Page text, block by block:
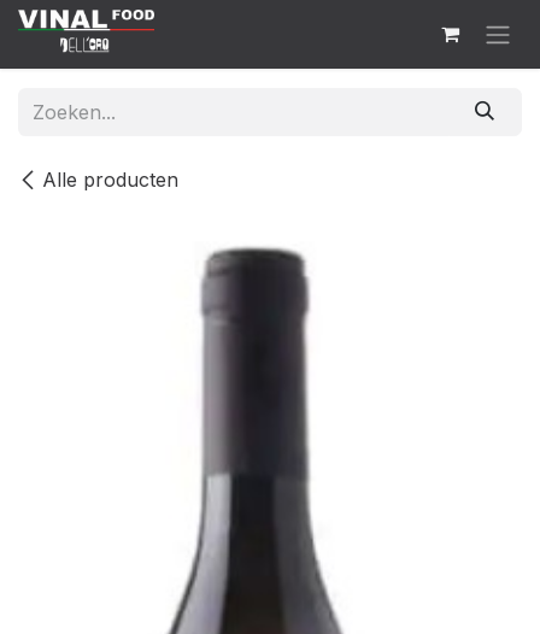
Overslaan naar inhoud
Alle producten